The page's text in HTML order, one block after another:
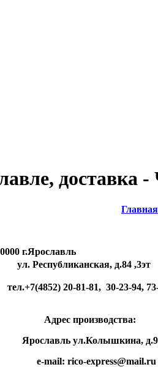
доставка
Главная
г.Ярославль
ул. Республиканская, д.84 ,3эт
20-81-81, 30-23-94,
производства:
ул.Колышкина, д.9
mail: rico-express@mail.ru